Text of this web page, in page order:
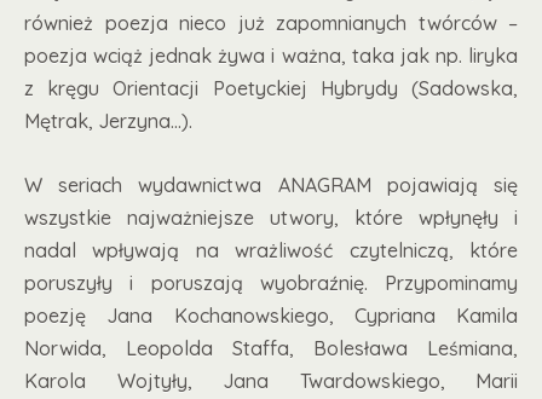
również poezja nieco już zapomnianych twórców –
poezja wciąż jednak żywa i ważna, taka jak np. liryka
z kręgu Orientacji Poetyckiej Hybrydy (Sadowska,
Mętrak, Jerzyna...).
W seriach wydawnictwa ANAGRAM pojawiają się
wszystkie najważniejsze utwory, które wpłynęły i
nadal wpływają na wrażliwość czytelniczą, które
poruszyły i poruszają wyobraźnię. Przypominamy
poezję Jana Kochanowskiego, Cypriana Kamila
Norwida, Leopolda Staffa, Bolesława Leśmiana,
Karola Wojtyły, Jana Twardowskiego, Marii